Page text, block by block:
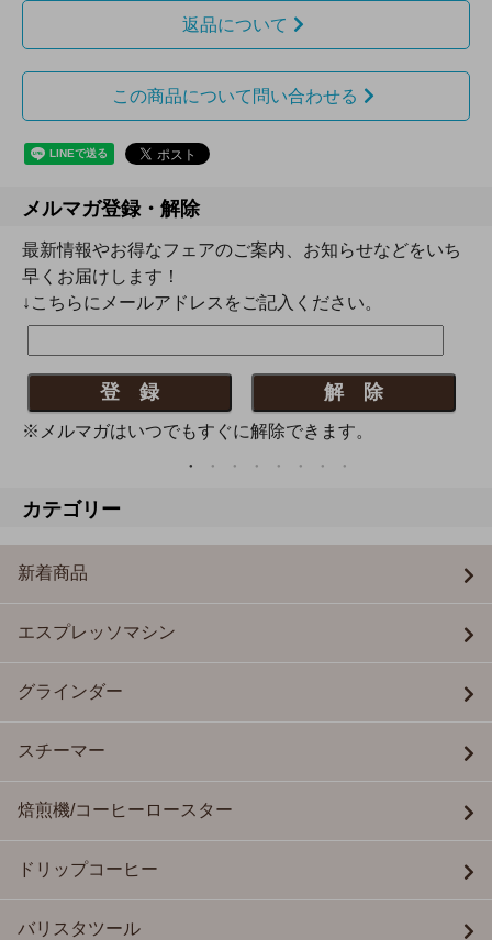
返品について
この商品について問い合わせる
メルマガ登録・解除
最新情報やお得なフェアのご案内、お知らせなどをいち
早くお届けします！
↓こちらにメールアドレスをご記入ください。
※メルマガはいつでもすぐに解除できます。
カテゴリー
新着商品
エスプレッソマシン
グラインダー
スチーマー
焙煎機/コーヒーロースター
ドリップコーヒー
バリスタツール